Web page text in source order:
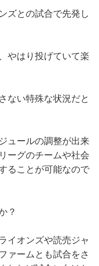
ズとの試合で先発し
やはり投げていて楽
ない特殊な状況だと
ュールの調整が出来
ーグのチームや社会
ることが可能なので
？
イオンズや読売ジャ
ァームとも試合をさ